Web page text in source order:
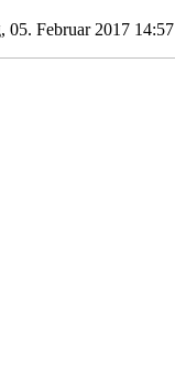
05. Februar 2017 14:57